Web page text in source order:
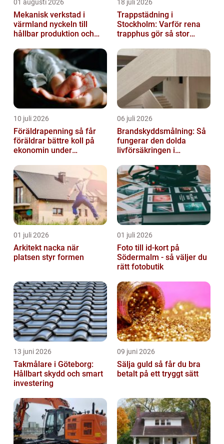
01 augusti 2026
Mekanisk verkstad i
värmland nyckeln till
hållbar produktion och
18 juli 2026
Trappstädning i
Stockholm: Varför rena
trapphus gör så stor
10 juli 2026
Föräldrapenning så får
föräldrar bättre koll på
ekonomin under
06 juli 2026
Brandskyddsmålning: Så
fungerar den dolda
livförsäkringen i
01 juli 2026
Arkitekt nacka när
platsen styr formen
01 juli 2026
Foto till id-kort på
Södermalm - så väljer du
rätt fotobutik
13 juni 2026
Takmålare i Göteborg:
Hållbart skydd och smart
investering
09 juni 2026
Sälja guld så får du bra
betalt på ett tryggt sätt